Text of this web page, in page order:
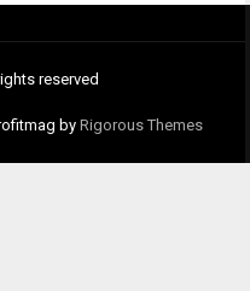
reserved
by Rigorous Themes